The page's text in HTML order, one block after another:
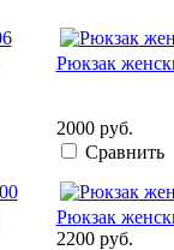
Рюкзак
2000 руб.
Сравнить
Рюкзак
2200 руб.